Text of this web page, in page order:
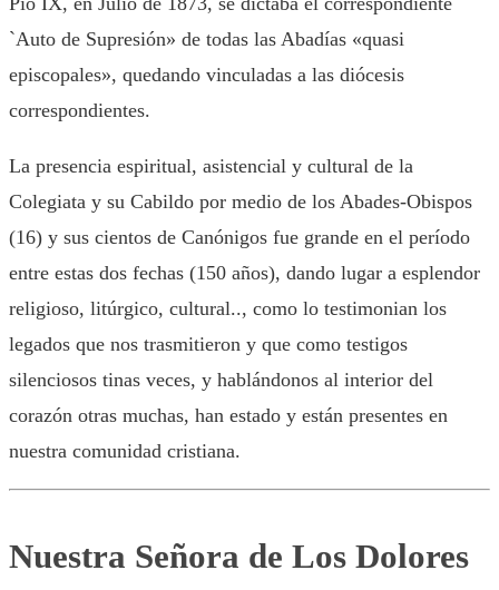
`Auto de Supresión» de todas las Abadías «quasi
episcopales», quedando vinculadas a las diócesis
correspondientes.
La presencia espiritual, asistencial y cultural de la
Colegiata y su Cabildo por medio de los Abades-Obispos
(16) y sus cientos de Canónigos fue grande en el período
entre estas dos fechas (150 años), dando lugar a esplendor
religioso, litúrgico, cultural.., como lo testimonian los
legados que nos trasmitieron y que como testigos
silenciosos tinas veces, y hablándonos al interior del
corazón otras muchas, han estado y están presentes en
nuestra comunidad cristiana.
Nuestra Señora de Los Dolores